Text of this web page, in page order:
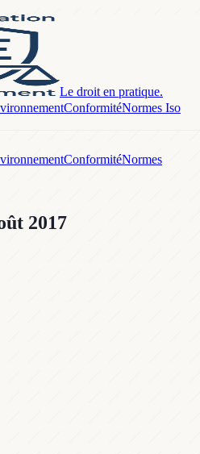
Le droit en pratique.
ConformitéNormes Iso
ConformitéNormes
2017